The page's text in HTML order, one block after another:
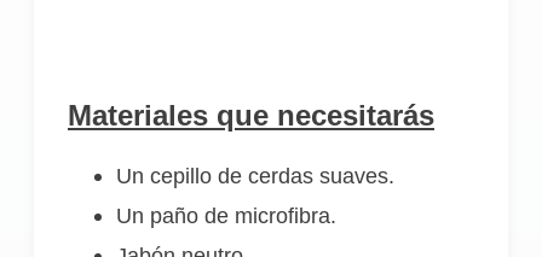
Materiales que necesitarás
Un cepillo de cerdas suaves.
Un paño de microfibra.